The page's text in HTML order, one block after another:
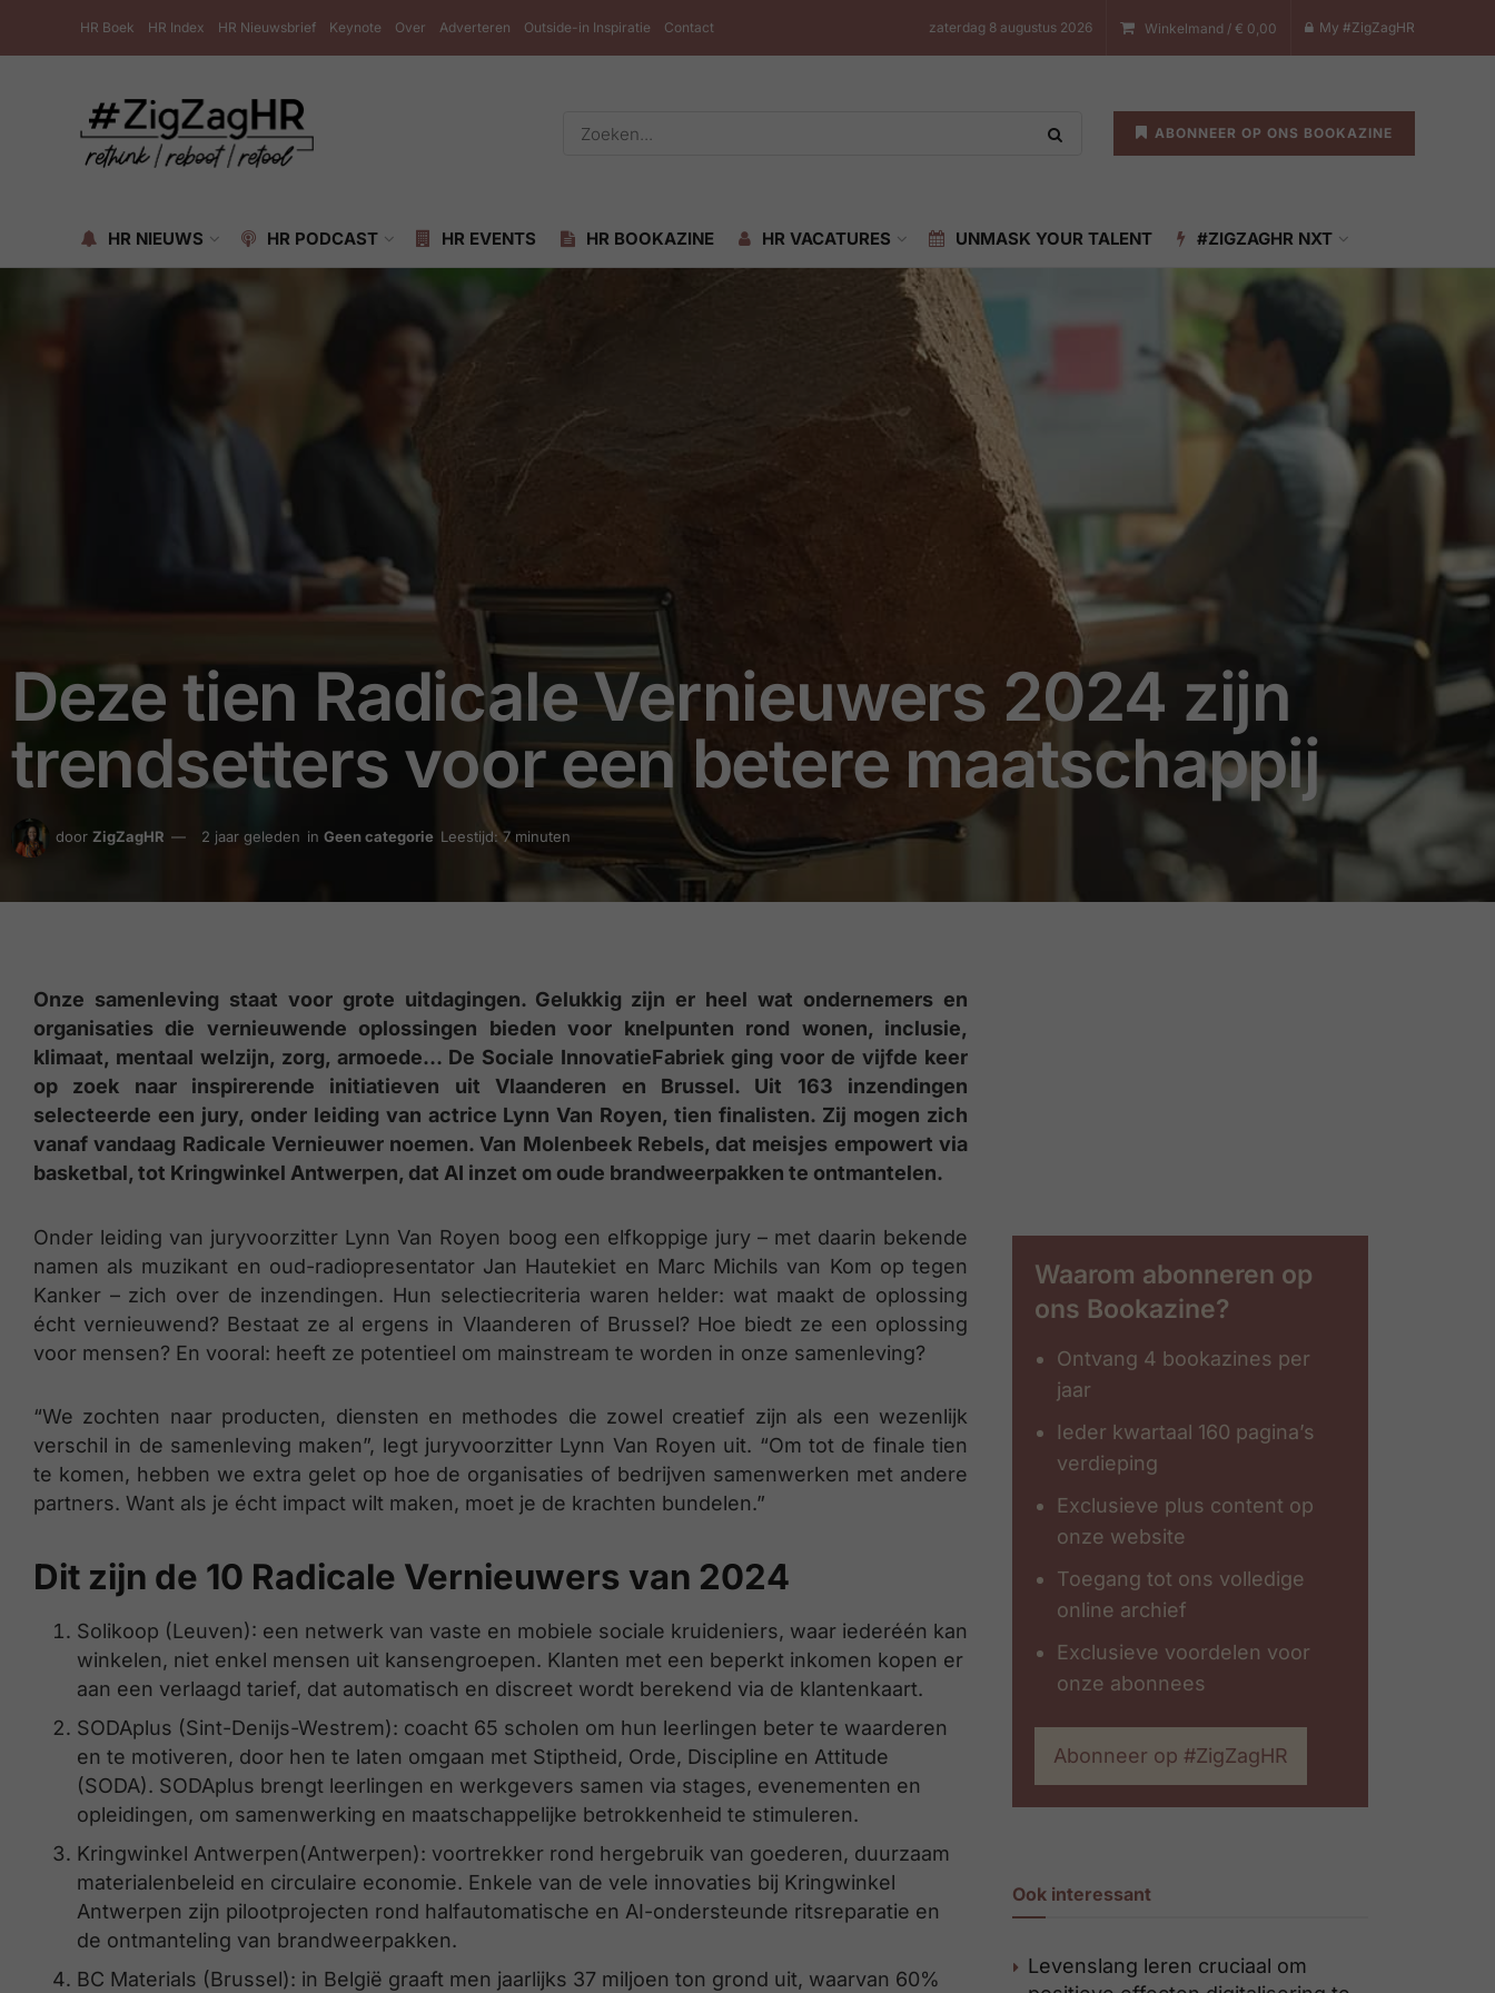
HR Boek HR Index HR Nieuwsbrief Keynote Over Adverteren Outside-in Inspiratie Contact zaterdag 8 augustus 2026 Winkelmand / € 0,00 My #ZigZagHR
ABONNEER OP ONS BOOKAZINE
HR NIEUWS HR PODCAST HR EVENTS HR BOOKAZINE HR VACATURES UNMASK YOUR TALENT #ZIGZAGHR NXT
Deze tien Radicale Vernieuwers 2024 zijn
trendsetters voor een betere maatschappij
door ZigZagHR 2 jaar geleden in Geen categorie Leestijd: 7 minuten
Onze samenleving staat voor grote uitdagingen. Gelukkig zijn er heel wat ondernemers en
organisaties die vernieuwende oplossingen bieden voor knelpunten rond wonen, inclusie,
klimaat, mentaal welzijn, zorg, armoede… De Sociale InnovatieFabriek ging voor de vijfde keer
op zoek naar inspirerende initiatieven uit Vlaanderen en Brussel. Uit 163 inzendingen
selecteerde een jury, onder leiding van actrice Lynn Van Royen, tien finalisten. Zij mogen zich
vanaf vandaag Radicale Vernieuwer noemen. Van Molenbeek Rebels, dat meisjes empowert via
basketbal, tot Kringwinkel Antwerpen, dat AI inzet om oude brandweerpakken te ontmantelen.
Onder leiding van juryvoorzitter Lynn Van Royen boog een elfkoppige jury – met daarin bekende
namen als muzikant en oud-radiopresentator Jan Hautekiet en Marc Michils van Kom op tegen
Kanker – zich over de inzendingen. Hun selectiecriteria waren helder: wat maakt de oplossing
écht vernieuwend? Bestaat ze al ergens in Vlaanderen of Brussel? Hoe biedt ze een oplossing
voor mensen? En vooral: heeft ze potentieel om mainstream te worden in onze samenleving?
“We zochten naar producten, diensten en methodes die zowel creatief zijn als een wezenlijk
verschil in de samenleving maken”, legt juryvoorzitter Lynn Van Royen uit. “Om tot de finale tien
te komen, hebben we extra gelet op hoe de organisaties of bedrijven samenwerken met andere
partners. Want als je écht impact wilt maken, moet je de krachten bundelen.”
Dit zijn de 10 Radicale Vernieuwers van 2024
Solikoop (Leuven): een netwerk van vaste en mobiele sociale kruideniers, waar iederéén kan
winkelen, niet enkel mensen uit kansengroepen. Klanten met een beperkt inkomen kopen er
aan een verlaagd tarief, dat automatisch en discreet wordt berekend via de klantenkaart.
SODAplus (Sint-Denijs-Westrem): coacht 65 scholen om hun leerlingen beter te waarderen
en te motiveren, door hen te laten omgaan met Stiptheid, Orde, Discipline en Attitude
(SODA). SODAplus brengt leerlingen en werkgevers samen via stages, evenementen en
opleidingen, om samenwerking en maatschappelijke betrokkenheid te stimuleren.
Kringwinkel Antwerpen(Antwerpen): voortrekker rond hergebruik van goederen, duurzaam
materialenbeleid en circulaire economie. Enkele van de vele innovaties bij Kringwinkel
Antwerpen zijn pilootprojecten rond halfautomatische en AI-ondersteunde ritsreparatie en
de ontmanteling van brandweerpakken.
BC Materials (Brussel): in België graaft men jaarlijks 37 miljoen ton grond uit, waarvan 60%
Waarom abonneren op
ons Bookazine?
Ontvang 4 bookazines per
jaar
Ieder kwartaal 160 pagina’s
verdieping
Exclusieve plus content op
onze website
Toegang tot ons volledige
online archief
Exclusieve voordelen voor
onze abonnees
Abonneer op #ZigZagHR
Ook interessant
Levenslang leren cruciaal om